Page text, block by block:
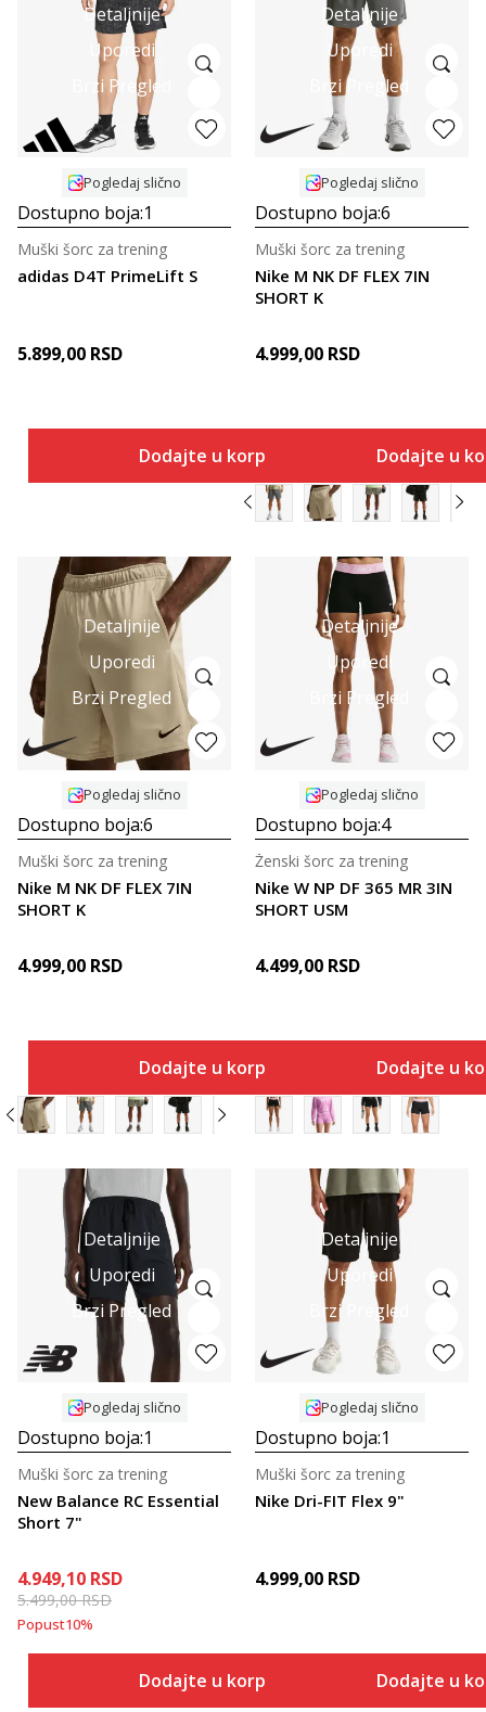
Detaljnije
Uporedi
Brzi Pregled
Pogledaj slično
Dostupno boja:1
adidas D4T PrimeLift S
Muški šorc za trening
5.899,00 RSD
Dodajte u korpu
Detaljnije
Uporedi
Brzi Pregled
Pogledaj slično
Dostupno boja:6
Nike M NK DF FLEX 7IN
SHORT K
Muški šorc za trening
4.999,00 RSD
Dodajte u
Detaljnije
Uporedi
Brzi Pregled
Pogledaj slično
Dostupno boja:6
Nike M NK DF FLEX 7IN
SHORT K
Muški šorc za trening
4.999,00 RSD
Dodajte u korpu
Detaljnije
Uporedi
Brzi Pregled
Pogledaj slično
Dostupno boja:4
Nike W NP DF 365 MR 3IN
SHORT USM
Ženski šorc za trening
4.499,00 RSD
Dodajte u
Detaljnije
Uporedi
Brzi Pregled
Pogledaj slično
Dostupno boja:1
New Balance RC Essential
Short 7"
Muški šorc za trening
4.949,10 RSD
5.499,00RSD
Popust10%
Dodajte u korpu
Detaljnije
Uporedi
Brzi Pregled
Pogledaj slično
Dostupno boja:1
Nike Dri-FIT Flex 9"
Muški šorc za trening
4.999,00 RSD
Dodajte u